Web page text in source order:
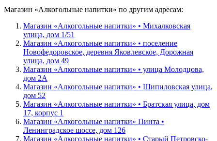
Магазин «Алкогольные напитки» по другим адресам:
Магазин «Алкогольные напитки» • Михалковская
улица, дом 1/51
Магазин «Алкогольные напитки» • поселение
Новофедоровское, деревня Яковлевское, Дорожная
улица, дом 49
Магазин «Алкогольные напитки» • улица Молодцова,
дом 2А
Магазин «Алкогольные напитки» • Шипиловская улица,
дом 52
Магазин «Алкогольные напитки» • Братская улица, дом
17, корпус 1
Магазин «Алкогольные напитки» Пинта •
Ленинградское шоссе, дом 126
Магазин «Алкогольные напитки» • Старый Петровско-